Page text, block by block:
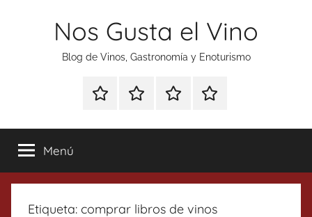
Nos Gusta el Vino
Blog de Vinos, Gastronomía y Enoturismo
Especial
Tonics
Enoturismo
Gastronomía
RankingContacto
Menú
Etiqueta: comprar libros de vinos